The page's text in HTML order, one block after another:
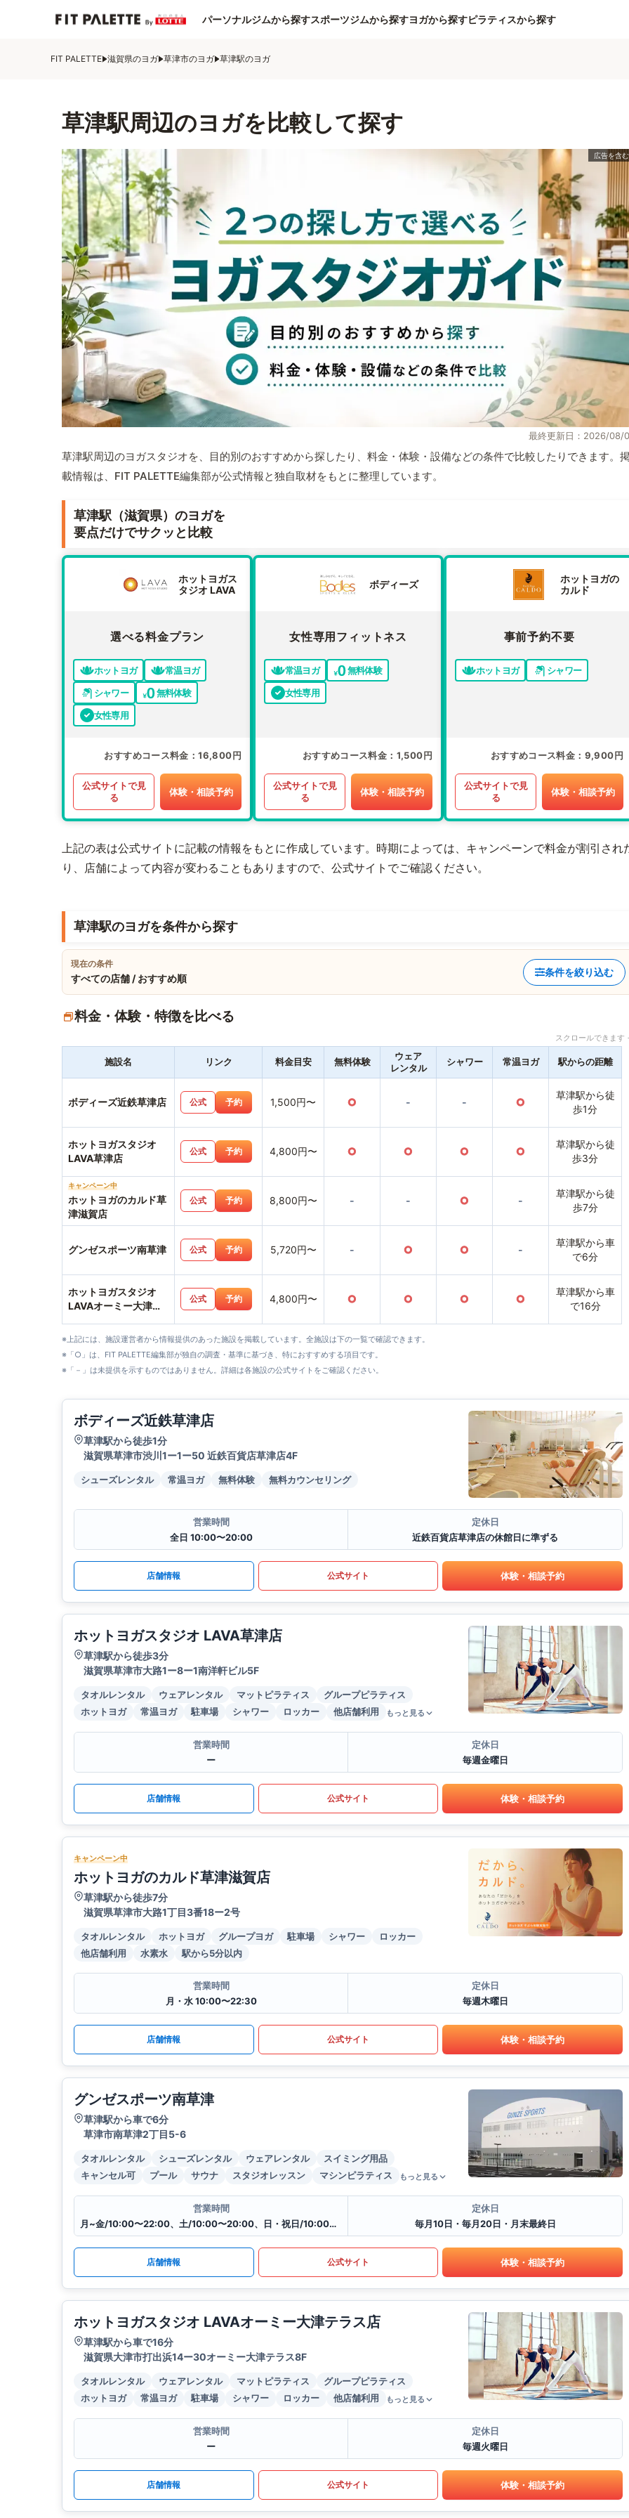
パーソナルジムから探すスポーツジムから探すヨガから探すピラティスから探す
FIT PALETTE 滋賀県のヨガ 草津市のヨガ 草津駅のヨガ
草津駅周辺のヨガを比較して探す
最終更新日：2026/08/
草津駅周辺のヨガスタジオを、目的別のおすすめから探したり、料金・体験・設備などの条件で比較したりできます。
載情報は、FIT PALETTE編集部が公式情報と独自取材をもとに整理しています。
草津駅（滋賀県）のヨガを
要点だけでサクッと比較
ホットヨガス
タジオ LAVA
選べる料金プラン
ホットヨガ
常温ヨガ
シャワー
無料体験
女性専用
おすすめコース料金 16,800円
公式サイトで見
る
体験・相談予約
ボディーズ
女性専用フィットネス
常温ヨガ
無料体験
女性専用
おすすめコース料金 1,500円
公式サイトで見
る
体験・相談予約
ホットヨガの
カルド
事前予約不要
ホットヨガ シャワー
おすすめコース料金 9,900円
公式サイトで見
る
体験・相談予約
上記の表は公式サイトに記載の情報をもとに作成しています。時期によっては、キャンペーンで料金が割引され
り、店舗によって内容が変わることもありますので、公式サイトでご確認ください。
草津駅のヨガを条件から探す
現在の条件
すべての店舗 / おすすめ順
条件を絞り込む
料金・体験・特徴を比べる
スクロールできま
施設名 リンク 料金目安 無料体験
ウェア
レンタル
シャワー 常温ヨガ 駅からの距離
ボディーズ近鉄草津店 公式 予約 1,500円〜 ○ - - ○
草津駅から徒
歩1分
ホットヨガスタジオ
LAVA草津店
公式 予約 4,800円〜 ○ ○ ○ ○
草津駅から徒
歩3分
キャンペーン中
ホットヨガのカルド草
津滋賀店
公式 予約 8,800円〜 - - ○ -
草津駅から徒
歩7分
グンゼスポーツ南草津 公式 予約 5,720円〜 - ○ ○ -
草津駅から車
で6分
ホットヨガスタジオ
LAVAオーミー大津テ
公式 予約 4,800円〜 ○ ○ ○ ○
草津駅から車
で16分
※上記には、施設運営者から情報提供のあった施設を掲載しています。全施設は下の一覧で確認できます。
※「○」は、FIT PALETTE編集部が独自の調査・基準に基づき、特におすすめする項目です。
※「－」は未提供を示すものではありません。詳細は各施設の公式サイトをご確認ください。
ボディーズ近鉄草津店
草津駅から徒歩1分
滋賀県草津市渋川1ー1ー50 近鉄百貨店草津店4F
シューズレンタル 常温ヨガ 無料体験 無料カウンセリング
営業時間
全日 10:00〜20:00
定休日
近鉄百貨店草津店の休館日に準ずる
店舗情報 公式サイト 体験・相談予約
ホットヨガスタジオ LAVA草津店
草津駅から徒歩3分
滋賀県草津市大路1ー8ー1南洋軒ビル5F
タオルレンタル ウェアレンタル マットピラティス
グループピラティス
ホットヨガ
常温ヨガ 駐車場 シャワー ロッカー 他店舗利用 もっと見る
営業時間
ー
定休日
毎週金曜日
店舗情報 公式サイト 体験・相談予約
キャンペーン中
ホットヨガのカルド草津滋賀店
草津駅から徒歩7分
滋賀県草津市大路1丁目3番18ー2号
タオルレンタル ホットヨガ グループヨガ 駐車場 シャワー
ロッカー
他店舗利用
水素水 駅から5分以内
営業時間
月・水 10:00〜22:30
定休日
毎週木曜日
店舗情報 公式サイト 体験・相談予約
グンゼスポーツ南草津
草津駅から車で6分
草津市南草津2丁目5-6
タオルレンタル シューズレンタル ウェアレンタル
スイミング用品
キャンセル可
プール サウナ スタジオレッスン マシンピラティス もっと見る
営業時間
月~金/10:00〜22:00、土/10:00〜20:00、日・祝日/10:00〜18:00
定休日
毎月10日・毎月20日・月末最終日
店舗情報 公式サイト 体験・相談予約
ホットヨガスタジオ LAVAオーミー大津テラス店
草津駅から車で16分
滋賀県大津市打出浜14ー30オーミー大津テラス8F
タオルレンタル ウェアレンタル マットピラティス
グループピラティス
ホットヨガ
常温ヨガ 駐車場 シャワー ロッカー 他店舗利用 もっと見る
営業時間
ー
定休日
毎週火曜日
店舗情報 公式サイト 体験・相談予約